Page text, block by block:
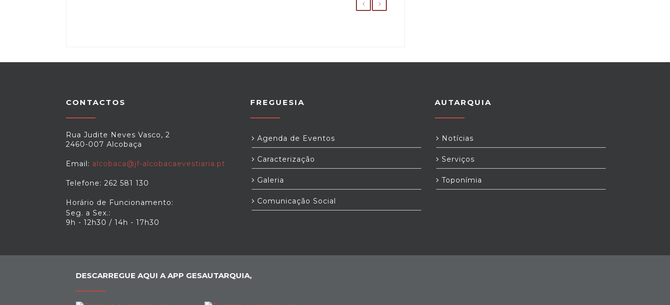
CONTACTOS
Rua Judite Neves Vasco, 2
2460-007 Alcobaça
Email: alcobaca@jf-alcobacaevestiaria.pt
Telefone: 262 581 130
Horário de Funcionamento:
Seg. a Sex.:
9h - 12h30 / 14h - 17h30
FREGUESIA
Agenda de Eventos
Caracterização
Galeria
Comunicação Social
AUTARQUIA
Notícias
Serviços
Toponímia
DESCARREGUE AQUI A APP GESAUTARQUIA,